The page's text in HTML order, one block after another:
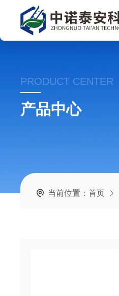
PRODUCT CENTER
产品中心
当前位置：首页